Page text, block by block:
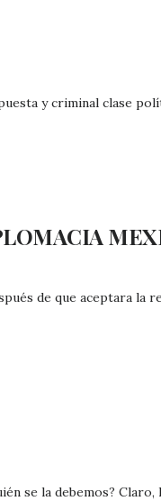
y criminal clase
de que aceptara la
se la debemos? Claro,